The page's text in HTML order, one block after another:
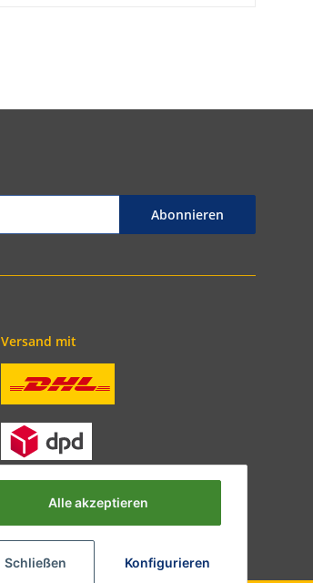
Abonnieren
Versand mit
Alle akzeptieren
Schließen Konfigurieren